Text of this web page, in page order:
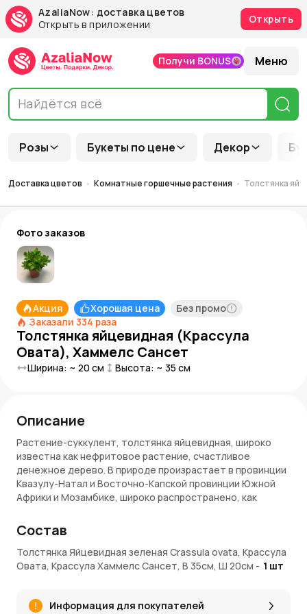
AzaliaNow: доставка цветов
Открыть в приложении
Открыть
Розы Букеты по цене Декор
Получи BONUS Меню
Доставка цветов Комнатные горшечные растения Толстянка
Фото заказов
Акция Хорошая цена
Без промо
Заказали 334 раза
Толстянка яйцевидная (Крассула
Овата), Хаммелс Сансет
Ширина: ~ 20 см Высота: ~ 35 см
Описание
Растение-суккулент, толстянка яйцевидная, широко
известна как нефритовое растение, счастливое
денежное дерево. В природе произрастает в провинции
Квазулу-Натал и Восточно-Капской провинции Южной
Африки и Мозамбике, широко распространено, как
Это суккулент с маленькими розовыми или белыми
цветками. Во многом его популярность обусловлена
низким уровнем необходимого ухода. Требует мало
воды и может выжить в большинстве комнатных
Толстянка яйцевидная - вечнозеленое растение с
Состав
Толстянка Яйцевидная зеленая Crassula ovata, Крассула
Овата, Крассула Хаммелс Сансет, В 35см, Ш 20см - 1 шт
Информация для покупателей